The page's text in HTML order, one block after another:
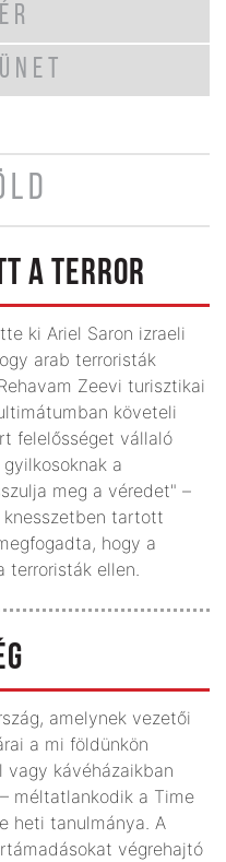
A TERROR
ki Ariel Saron izraeli
arab terroristák
Zeevi turisztikai
követeli
felelősséget vállaló
a
meg a véredet" –
knesszetben tartott
hogy a
ellen.
amelynek vezetői
a mi földünkön
kávéházaikban
méltatlankodik a Time
heti tanulmánya. A
végrehajtó